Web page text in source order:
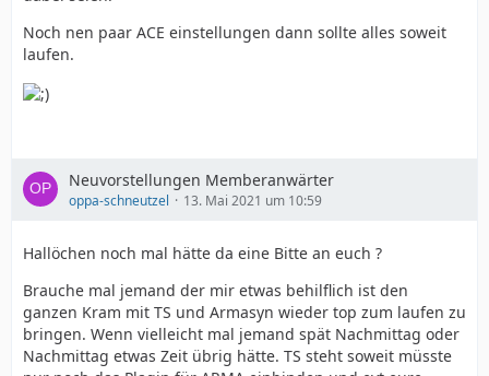
Noch nen paar ACE einstellungen dann sollte alles soweit
laufen.
Neuvorstellungen Memberanwärter
oppa-schneutzel 13. Mai 2021 um 10:59
Hallöchen noch mal hätte da eine Bitte an euch ?
Brauche mal jemand der mir etwas behilflich ist den
ganzen Kram mit TS und Armasyn wieder top zum laufen zu
bringen. Wenn vielleicht mal jemand spät Nachmittag oder
Nachmittag etwas Zeit übrig hätte. TS steht soweit müsste